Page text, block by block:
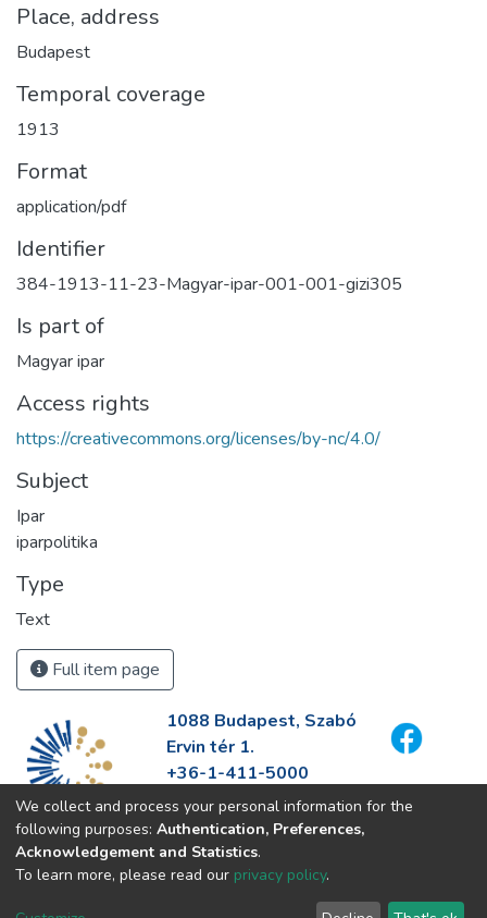
Place, address
Budapest
Temporal coverage
1913
Format
application/pdf
Identifier
384-1913-11-23-Magyar-ipar-001-001-gizi305
Is part of
Magyar ipar
Access rights
https://creativecommons.org/licenses/by-nc/4.0/
Subject
Ipar
iparpolitika
Type
Text
Full item page
1088 Budapest, Szabó
Ervin tér 1.
+36-1-411-5000
info@fszek.hu
https://fszek.hu
We collect and process your personal information for the
following purposes: Authentication, Preferences,
Acknowledgement and Statistics.
To learn more, please read our privacy policy.